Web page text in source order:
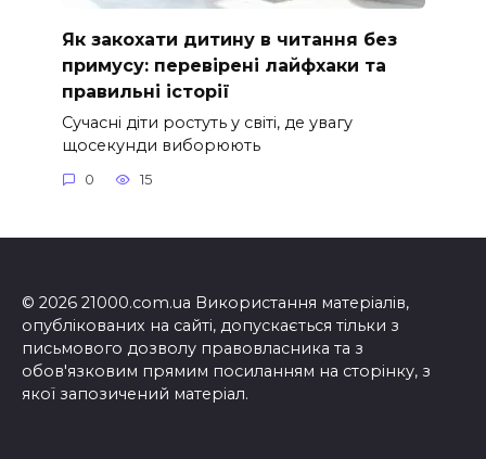
Як закохати дитину в читання без
примусу: перевірені лайфхаки та
правильні історії
Сучасні діти ростуть у світі, де увагу
щосекунди виборюють
0 15
© 2026 21000.com.ua Використання матеріалів,
опублікованих на сайті, допускається тільки з
письмового дозволу правовласника та з
обов'язковим прямим посиланням на сторінку, з
якої запозичений матеріал.